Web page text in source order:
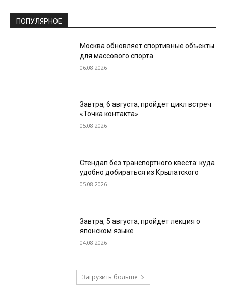
ПОПУЛЯРНОЕ
Москва обновляет спортивные объекты
для массового спорта
06.08.2026
Завтра, 6 августа, пройдет цикл встреч
«Точка контакта»
05.08.2026
Стендап без транспортного квеста: куда
удобно добираться из Крылатского
05.08.2026
Завтра, 5 августа, пройдет лекция о
японском языке
04.08.2026
Загрузить больше